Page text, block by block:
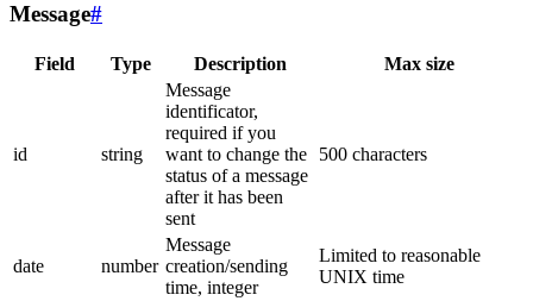
Message#
Field Type Description Max size
id string
Message
identificator,
required if you
want to change the
status of a message
after it has been
sent
500 characters
date number
Message
creation/sending
time, integer
Limited to reasonable
UNIX time